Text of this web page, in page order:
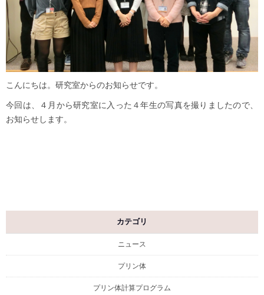
こんにちは。研究室からのお知らせです。
今回は、４月から研究室に入った４年生の写真を撮りましたので、
お知らせします。
カテゴリ
ニュース
プリン体
プリン体計算プログラム